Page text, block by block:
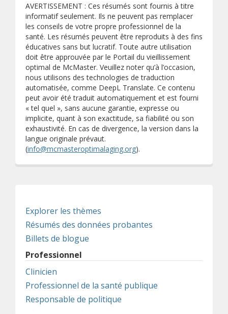
AVERTISSEMENT : Ces résumés sont fournis à titre
informatif seulement. Ils ne peuvent pas remplacer
les conseils de votre propre professionnel de la
santé. Les résumés peuvent être reproduits à des fins
éducatives sans but lucratif. Toute autre utilisation
doit être approuvée par le Portail du vieillissement
optimal de McMaster. Veuillez noter qu’à l’occasion,
nous utilisons des technologies de traduction
automatisée, comme DeepL Translate. Ce contenu
peut avoir été traduit automatiquement et est fourni
« tel quel », sans aucune garantie, expresse ou
implicite, quant à son exactitude, sa fiabilité ou son
exhaustivité. En cas de divergence, la version dans la
langue originale prévaut.
(info@mcmasteroptimalaging.org).
Explorer les thèmes
Résumés des données probantes
Billets de blogue
Professionnel
Clinicien
Professionnel de la santé publique
Responsable de politique